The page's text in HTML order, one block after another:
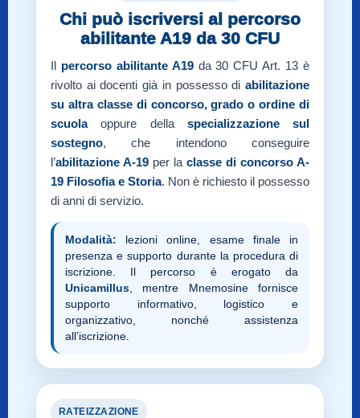
Chi può iscriversi al percorso
abilitante A19 da 30 CFU
Il percorso abilitante A19da 30 CFU Art. 13 è
rivolto ai docenti già in possesso di abilitazione
su altra classe di concorso, grado o ordine di
scuolaoppure della specializzazione sul
sostegno, che intendono conseguire
l’abilitazione A-19 per la classe di concorso A-
19 Filosofia e Storia. Non è richiesto il possesso
di anni di servizio.
Modalità: lezioni online, esame finale in
presenza e supporto durante la procedura di
iscrizione. Il percorso è erogato da
Unicamillus , mentre Mnemosine fornisce
supporto informativo, logistico e
organizzativo, nonché assistenza
all’iscrizione.
RATEIZZAZIONE